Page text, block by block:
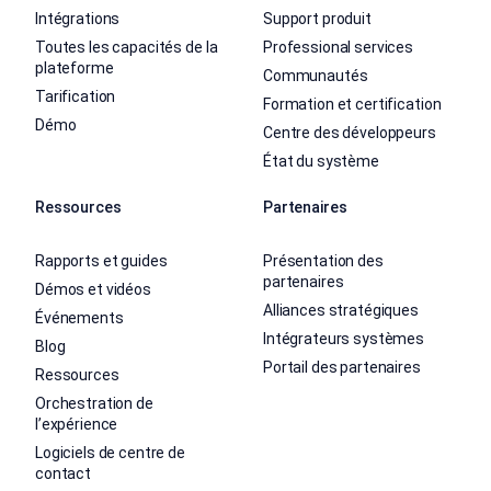
Intégrations
Toutes les capacités de la
plateforme
Tarification
Démo
Support produit
Professional services
Communautés
Formation et certification
Centre des développeurs
État du système
Ressources
Rapports et guides
Démos et vidéos
Événements
Blog
Ressources
Orchestration de
l’expérience
Logiciels de centre de
contact
Partenaires
Présentation des
partenaires
Alliances stratégiques
Intégrateurs systèmes
Portail des partenaires